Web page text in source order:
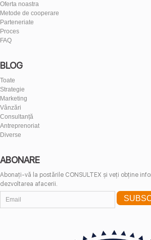
Oferta noastra
Metode de cooperare
Parteneriate
Proces
FAQ
BLOG
Toate
Strategie
Marketing
Vânzări
Consultanță
Antreprenoriat
Diverse
ABONARE
Abonați-vă la postările CONSULTEX și veți obține
dezvoltarea afacerii.